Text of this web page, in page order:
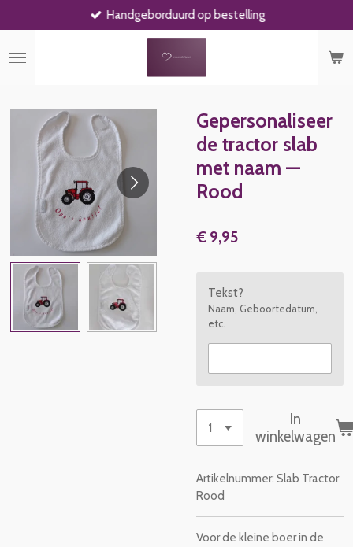
direct
naar
de
Handgeborduurd op bestelling
Gepersonaliseer
de tractor slab
met naam —
Rood
€ 9,95
Tekst?
Naam, Geboortedatum,
etc.
In
winkelwagen
Artikelnummer: Slab Tractor
Rood
Voor de kleine boer in de